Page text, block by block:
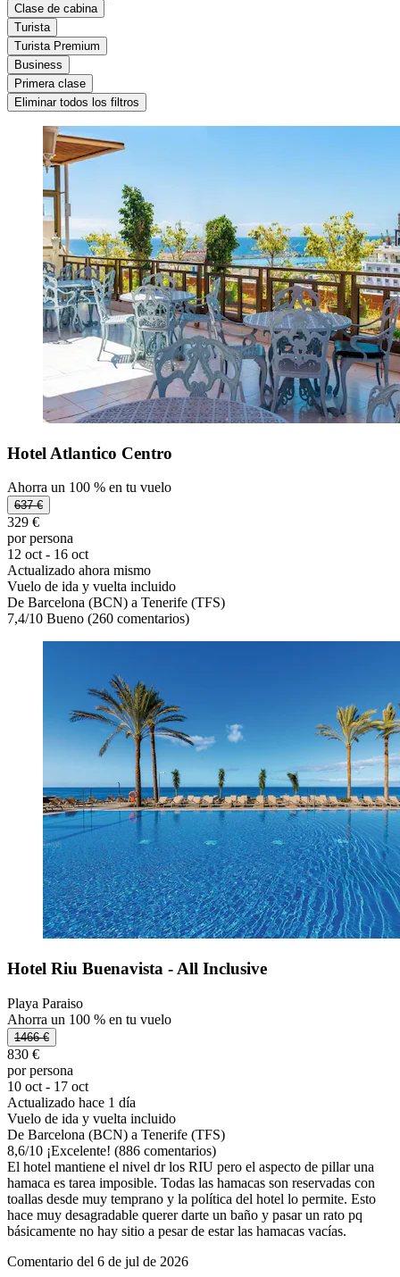
Clase de cabina
Turista
Turista Premium
Business
Primera clase
Eliminar todos los filtros
Hotel Atlantico Centro
Ahorra un 100 % en tu vuelo
637 €
329 €
por persona
12 oct - 16 oct
Actualizado ahora mismo
Vuelo de ida y vuelta incluido
De Barcelona (BCN) a Tenerife (TFS)
7,4/10 Bueno (260 comentarios)
Hotel Riu Buenavista - All Inclusive
Playa Paraiso
Ahorra un 100 % en tu vuelo
1466 €
830 €
por persona
10 oct - 17 oct
Actualizado hace 1 día
Vuelo de ida y vuelta incluido
De Barcelona (BCN) a Tenerife (TFS)
8,6/10 ¡Excelente! (886 comentarios)
El hotel mantiene el nivel dr los RIU pero el aspecto de pillar una
hamaca es tarea imposible. Todas las hamacas son reservadas con
toallas desde muy temprano y la política del hotel lo permite. Esto
hace muy desagradable querer darte un baño y pasar un rato pq
básicamente no hay sitio a pesar de estar las hamacas vacías.
Comentario del 6 de jul de 2026